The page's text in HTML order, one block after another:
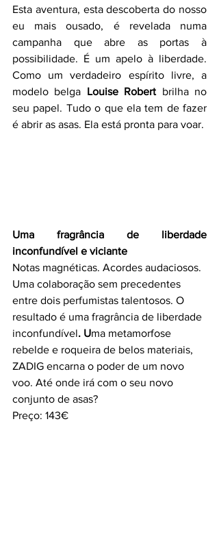
Esta aventura, esta descoberta do nosso
eu mais ousado, é revelada numa
campanha que abre as portas à
possibilidade. É um apelo à liberdade.
Como um verdadeiro espírito livre, a
modelo belga Louise Robert brilha no
seu papel. Tudo o que ela tem de fazer
é abrir as asas. Ela está pronta para voar.
Uma fragrância de liberdade
inconfundível e viciante
Notas magnéticas. Acordes audaciosos.
Uma colaboração sem precedentes
entre dois perfumistas talentosos. O
resultado é uma fragrância de liberdade
inconfundível. Uma metamorfose
rebelde e roqueira de belos materiais,
ZADIG encarna o poder de um novo
voo. Até onde irá com o seu novo
conjunto de asas?
Preço: 143€